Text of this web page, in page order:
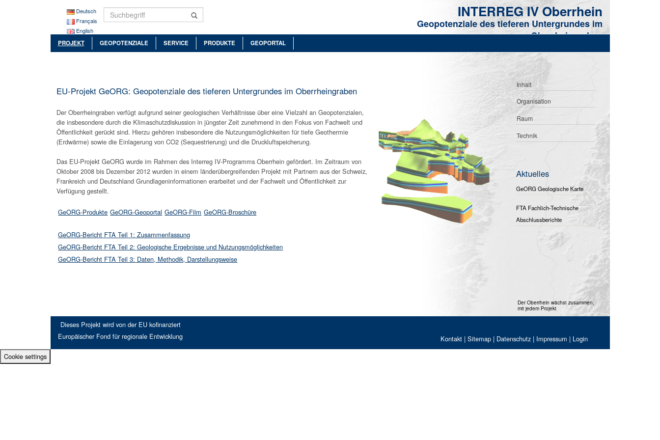
Deutsch
Français
English
INTERREG IV Oberrhein
Geopotenziale des tieferen Untergrundes im
Oberrheingraben
PROJEKT GEOPOTENZIALE SERVICE PRODUKTE GEOPORTAL
EU-Projekt GeORG: Geopotenziale des tieferen Untergrundes im Oberrheingraben
Der Oberrheingraben verfügt aufgrund seiner geologischen Verhältnisse über eine Vielzahl an Geopotenzialen,
die insbesondere durch die Klimaschutzdiskussion in jüngster Zeit zunehmend in den Fokus von Fachwelt und
Öffentlichkeit gerückt sind. Hierzu gehören insbesondere die Nutzungsmöglichkeiten für tiefe Geothermie
(Erdwärme) sowie die Einlagerung von CO2 (Sequestrierung) und die Druckluftspeicherung.
Das EU-Projekt GeORG wurde im Rahmen des Interreg IV-Programms Oberrhein gefördert. Im Zeitraum von
Oktober 2008 bis Dezember 2012 wurden in einem länderübergreifenden Projekt mit Partnern aus der Schweiz,
Frankreich und Deutschland Grundlageninformationen erarbeitet und der Fachwelt und Öffentlichkeit zur
Verfügung gestellt.
GeORG-Produkte GeORG-Geoportal GeORG-Film GeORG-Broschüre
GeORG-Bericht FTA Teil 1: Zusammenfassung
GeORG-Bericht FTA Teil 2: Geologische Ergebnisse und Nutzungsmöglichkeiten
GeORG-Bericht FTA Teil 3: Daten, Methodik, Darstellungsweise
Inhalt
Organisation
Raum
Technik
Aktuelles
GeORG Geologische Karte
FTA Fachlich-Technische
Abschlussberichte
Der Oberrhein wächst zusammen,
mit jedem Projekt
Dieses Projekt wird von der EU kofinanziert
Europäischer Fond für regionale Entwicklung
Kontakt| Sitemap| Datenschutz| Impressum | Login
Cookie settings